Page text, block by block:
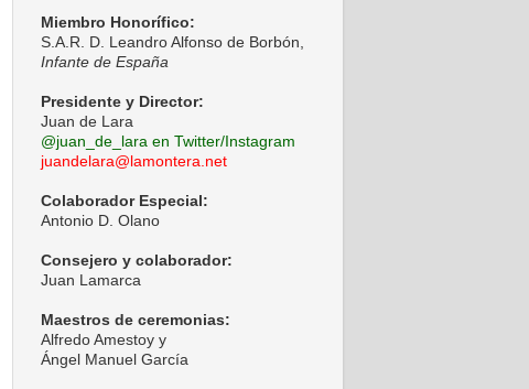
Miembro Honorífico:
S.A.R. D. Leandro Alfonso de Borbón,
Infante de España
Presidente y Director:
Juan de Lara
@juan_de_lara en Twitter/Instagram
juandelara@lamontera.net
Colaborador Especial:
Antonio D. Olano
Consejero y colaborador:
Juan Lamarca
Maestros de ceremonias:
Alfredo Amestoy y
Ángel Manuel García